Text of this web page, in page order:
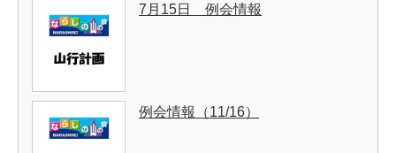
7月15日 例会情報
例会情報（11/16）